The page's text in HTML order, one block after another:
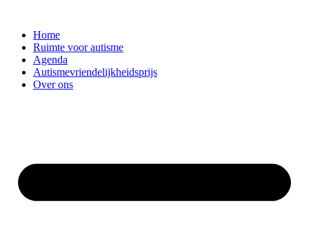
inhoud
Home
Ruimte voor autisme
Agenda
Autismevriendelijkheidsprijs
Over ons